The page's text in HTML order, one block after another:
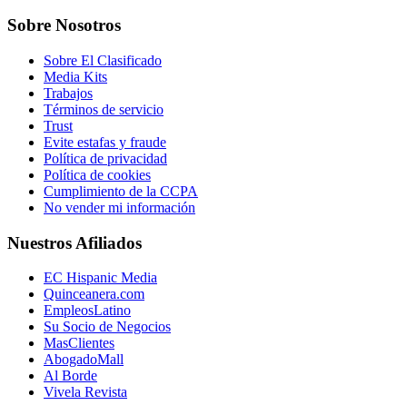
Sobre Nosotros
Sobre El Clasificado
Media Kits
Trabajos
Términos de servicio
Trust
Evite estafas y fraude
Política de privacidad
Política de cookies
Cumplimiento de la CCPA
No vender mi información
Nuestros Afiliados
EC Hispanic Media
Quinceanera.com
EmpleosLatino
Su Socio de Negocios
MasClientes
AbogadoMall
Al Borde
Vivela Revista